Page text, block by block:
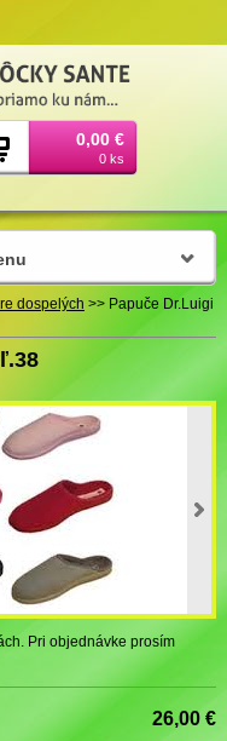
0,00 €
0 ks
dospelých >> Papuče Dr.Luigi
Pri objednávke prosím
26,00 €